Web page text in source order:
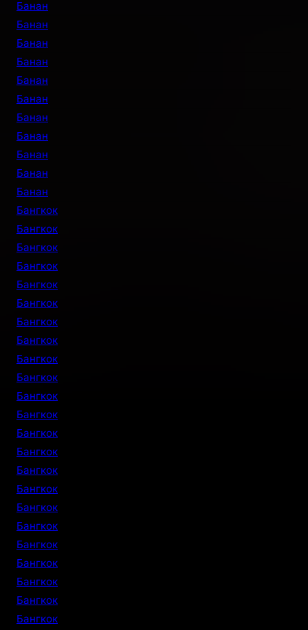
Банан
Банан
Банан
Банан
Банан
Банан
Банан
Банан
Банан
Банан
Банан
Бангкок
Бангкок
Бангкок
Бангкок
Бангкок
Бангкок
Бангкок
Бангкок
Бангкок
Бангкок
Бангкок
Бангкок
Бангкок
Бангкок
Бангкок
Бангкок
Бангкок
Бангкок
Бангкок
Бангкок
Бангкок
Бангкок
Бангкок